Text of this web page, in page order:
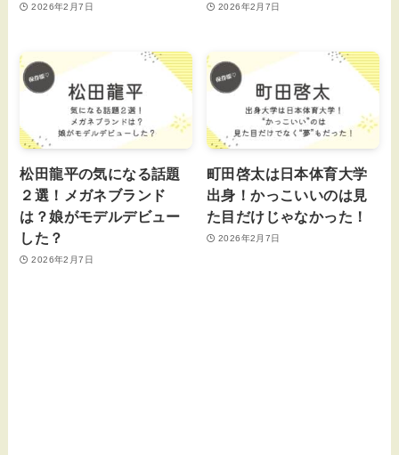
2026年2月7日 2026年2月7日
松田龍平の気になる話題
２選！メガネブランド
は？娘がモデルデビュー
した？
2026年2月7日
町田啓太は日本体育大学
出身！かっこいいのは見
た目だけじゃなかった！
2026年2月7日